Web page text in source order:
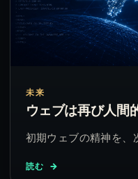
未来
ウェブは再び人間
初期ウェブの精神を、
読む